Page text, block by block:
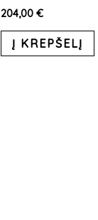
204,00 €
Į KREPŠELĮ